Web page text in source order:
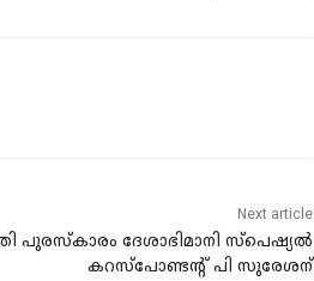
Next article
പുരസ്‌കാരം ദേശാഭിമാനി സ്‌പെഷ്യൽ
കറസ്‌പോണ്ടന്റ്‌ പി സുരേശന്‌